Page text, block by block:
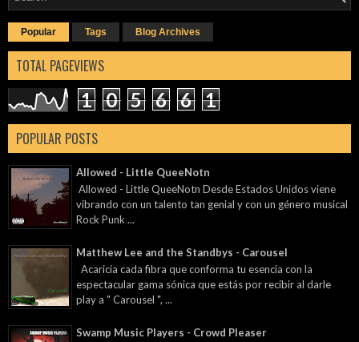
Popular Tags Blog Archives
TOTAL PAGEVIEWS
1 0 5 6 6 1
POPULAR POSTS
Allowed - Little QueeNotn
Allowed - Little QueeNotn Desde Estados Unidos viene
vibrando con un talento tan genial y con un género musical
Rock Punk ...
Matthew Lee and the Standbys - Carousel
Acaricia cada fibra que conforma tu esencia con la
espectacular gama sónica que estás por recibir al darle
play a " Carousel ", ...
Swamp Music Players - Crowd Pleaser